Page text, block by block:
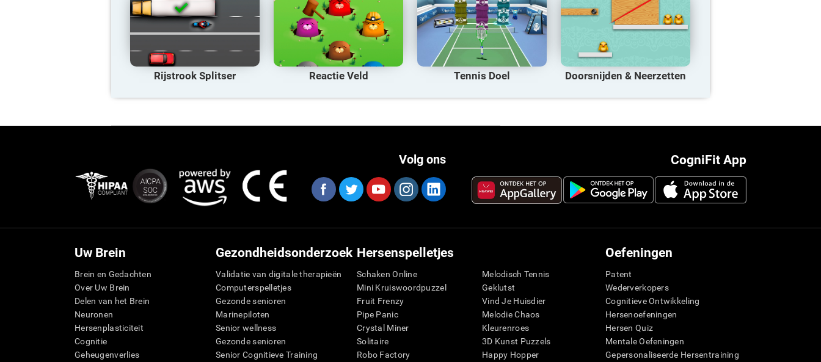
Rijstrook Splitser Reactie Veld Tennis Doel Doorsnijden & Neerzetten
CogniFit App
Volg ons
Uw Brein
Brein en Gedachten
Over Uw Brein
Delen van het Brein
Neuronen
Hersenplasticiteit
Cognitie
Geheugenverlies
Gezondheidsonderzoek
Validatie van digitale therapieën
Computerspelletjes
Gezonde senioren
Marinepiloten
Senior wellness
Gezonde senioren
Senior Cognitieve Training
Hersenspelletjes
Schaken Online
Mini Kruiswoordpuzzel
Fruit Frenzy
Pipe Panic
Crystal Miner
Solitaire
Robo Factory
Melodisch Tennis
Geklutst
Vind Je Huisdier
Melodie Chaos
Kleurenroes
3D Kunst Puzzels
Happy Hopper
Oefeningen
Patent
Wederverkopers
Cognitieve Ontwikkeling
Hersenoefeningen
Hersen Quiz
Mentale Oefeningen
Gepersonaliseerde Hersentraining